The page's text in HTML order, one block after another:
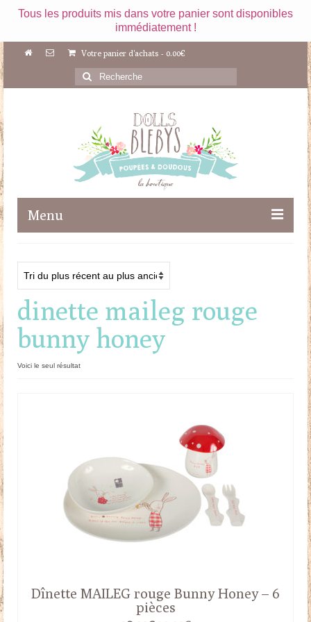
Tous les produits mis dans votre panier sont disponibles
immédiatement !
Votre panier d'achats - 0.00€
Rechercher
:
Menu
Maileg
Poupées
Doudous
Mobilier & Accessoires
dinette maileg rouge
bunny honey
Voici le seul résultat
Dînette MAILEG rouge Bunny Honey – 6
pièces